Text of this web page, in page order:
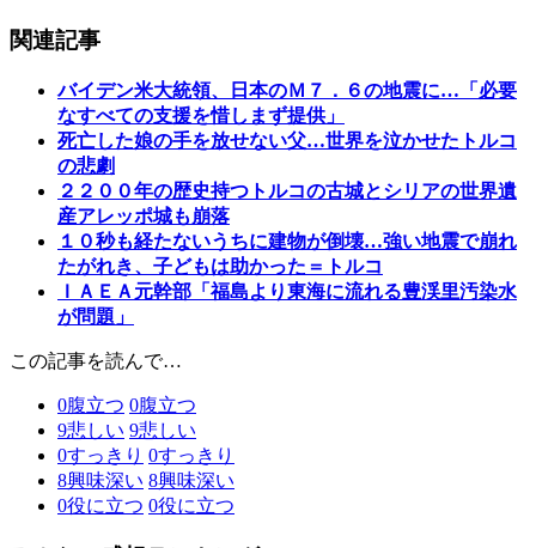
関連記事
バイデン米大統領、日本のＭ７．６の地震に…「必要
なすべての支援を惜しまず提供」
死亡した娘の手を放せない父…世界を泣かせたトルコ
の悲劇
２２００年の歴史持つトルコの古城とシリアの世界遺
産アレッポ城も崩落
１０秒も経たないうちに建物が倒壊…強い地震で崩れ
たがれき、子どもは助かった＝トルコ
ＩＡＥＡ元幹部「福島より東海に流れる豊渓里汚染水
が問題」
この記事を読んで…
0腹立つ 0腹立つ
9悲しい 9悲しい
0すっきり 0すっきり
8興味深い 8興味深い
0役に立つ 0役に立つ